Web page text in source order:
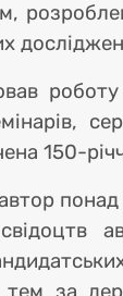
роботу
150-
понад